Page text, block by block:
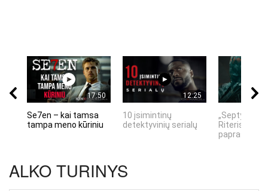
17:50
Se7en – kai tamsa
tampa meno kūriniu
12:25
10 įsimintinų
detektyvinių serialų
„Septynių
Riteris" – kai
ALKO TURINYS